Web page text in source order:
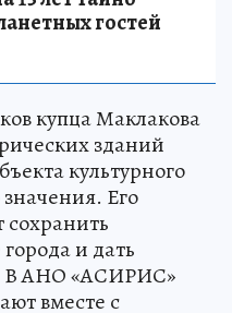
гостей
купца Маклакова
зданий
культурного
Его
сохранить
и дать
В АНО «АСИРИС»
вместе с